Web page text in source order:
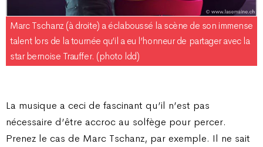
Marc Tschanz (à droite) a éclaboussé la scène de son immense
talent lors de la tournée qu’il a eu l’honneur de partager avec la
star bernoise Trauffer. (photo ldd)
La musique a ceci de fascinant qu’il n’est pas
nécessaire d’être accroc au solfège pour percer.
Prenez le cas de Marc Tschanz, par exemple. Il ne sait